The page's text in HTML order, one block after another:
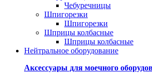
Чебуречницы
Шпигорезки
Шпигорезки
Шприцы колбасные
Шприцы колбасные
Нейтральное оборудование
Аксессуары для моечного